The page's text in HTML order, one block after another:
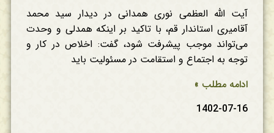
آیت الله العظمی نوری همدانی در دیدار سید محمد
آقامیری استاندار قم، با تاکید بر اینکه همدلی و وحدت
می‌تواند موجب پیشرفت شود، گفت: اخلاص در کار و
توجه به اجتماع و استقامت در مسئولیت باید
ادامه مطلب »
1402-07-16